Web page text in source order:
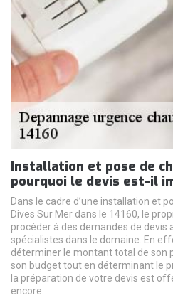
Installation et pose de
pourquoi le devis est-il
Dans le cadre d’une installation et
Dives Sur Mer dans le 14160, le
procéder à des demandes de devis
spécialistes dans le domaine. En
déterminer le montant total de son
son budget tout en déterminant le
la préparation de votre devis est
encore.